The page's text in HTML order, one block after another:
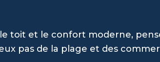
toit et le confort moderne,
pas de la plage et des